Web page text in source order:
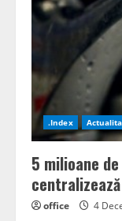
.Index
5 milioane
office 4